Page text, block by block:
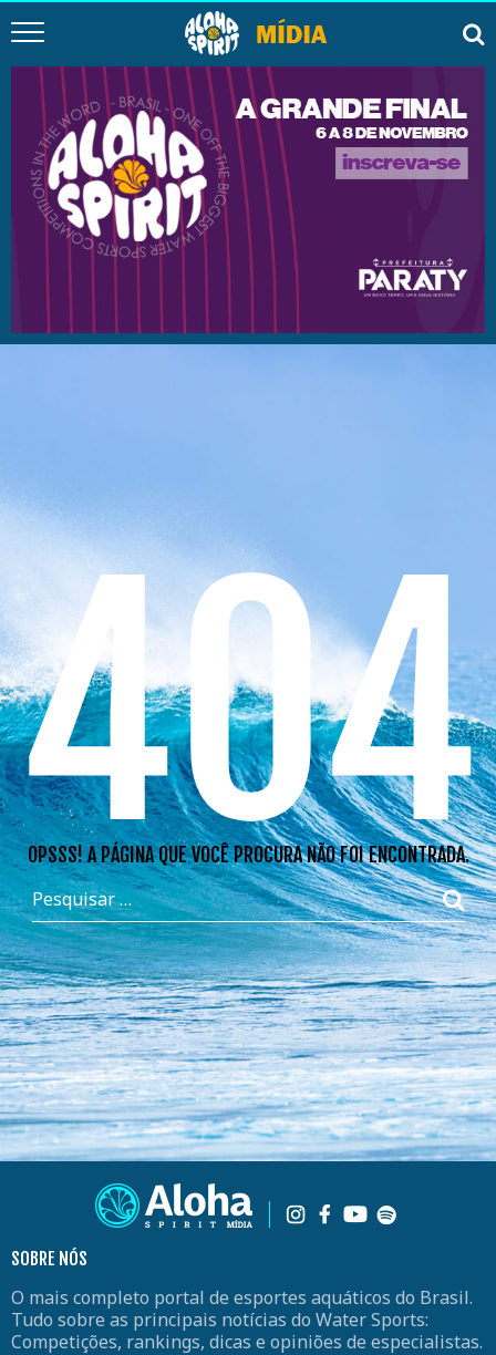
404
OPSSS! A PÁGINA QUE VOCÊ PROCURA NÃO FOI ENCONTRADA.
SOBRE NÓS
O mais completo portal de esportes aquáticos do Brasil.
Tudo sobre as principais notícias do Water Sports:
Competições, rankings, dicas e opiniões de especialistas.